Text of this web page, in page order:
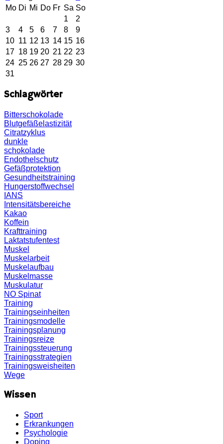
Mo Di Mi Do Fr Sa So
1
2
3
4 5 6 7 8
9
10 11 12 13 14 15 16
17 18 19 20 21 22 23
24 25 26 27 28 29 30
31
Schlagwörter
Bitterschokolade
Blutgefäßelastizität
Citratzyklus
dunkle
schokolade
Endothelschutz
Gefäßprotektion
Gesundheitstraining
Hungerstoffwechsel
IANS
Intensitätsbereiche
Kakao
Koffein
Krafttraining
Laktatstufentest
Muskel
Muskelarbeit
Muskelaufbau
Muskelmasse
Muskulatur
NO Spinat
Training
Trainingseinheiten
Trainingsmodelle
Trainingsplanung
Trainingsreize
Trainingssteuerung
Trainingsstrategien
Trainingsweisheiten
Wege
Wissen
Sport
Erkrankungen
Psychologie
Doping